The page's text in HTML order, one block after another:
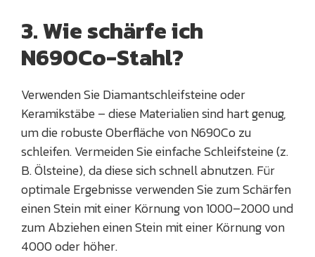
3. Wie schärfe ich
N690Co-Stahl?
Verwenden Sie Diamantschleifsteine oder
Keramikstäbe – diese Materialien sind hart genug,
um die robuste Oberfläche von N690Co zu
schleifen. Vermeiden Sie einfache Schleifsteine (z.
B. Ölsteine), da diese sich schnell abnutzen. Für
optimale Ergebnisse verwenden Sie zum Schärfen
einen Stein mit einer Körnung von 1000–2000 und
zum Abziehen einen Stein mit einer Körnung von
4000 oder höher.